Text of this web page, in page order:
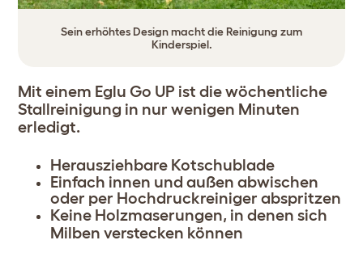
Sein erhöhtes Design macht die Reinigung zum
Kinderspiel.
Mit einem Eglu Go UP ist die wöchentliche
Stallreinigung in nur wenigen Minuten
erledigt.
Herausziehbare Kotschublade
Einfach innen und außen abwischen
oder per Hochdruckreiniger abspritzen
Keine Holzmaserungen, in denen sich
Milben verstecken können